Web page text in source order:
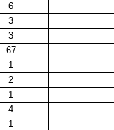
6
3
3
67
1
2
1
4
1